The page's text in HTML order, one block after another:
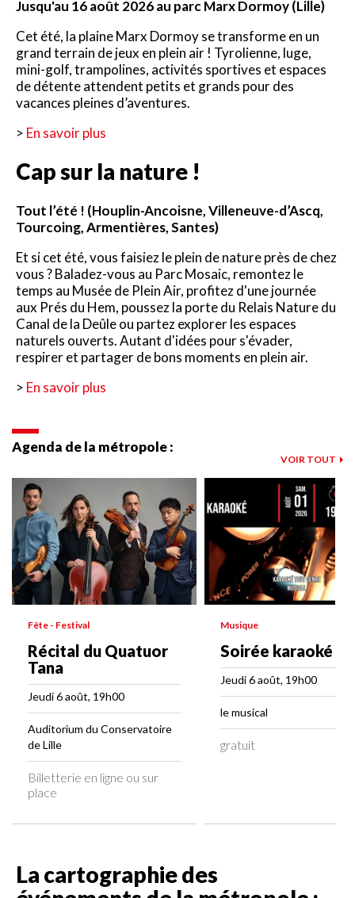
Jusqu'au 16 août 2026 au parc Marx Dormoy (Lille)
Cet été, la plaine Marx Dormoy se transforme en un
grand terrain de jeux en plein air ! Tyrolienne, luge,
mini-golf, trampolines, activités sportives et espaces
de détente attendent petits et grands pour des
vacances pleines d’aventures.
> En savoir plus
Cap sur la nature !
Tout l’été ! (Houplin-Ancoisne, Villeneuve-d’Ascq,
Tourcoing, Armentières, Santes)
Et si cet été, vous faisiez le plein de nature près de chez
vous ? Baladez-vous au Parc Mosaic, remontez le
temps au Musée de Plein Air, profitez d'une journée
aux Prés du Hem, poussez la porte du Relais Nature du
Canal de la Deûle ou partez explorer les espaces
naturels ouverts. Autant d'idées pour s'évader,
respirer et partager de bons moments en plein air.
> En savoir plus
Agenda de la métropole :
VOIR TOUT
Fête - Festival
Récital du Quatuor
Tana
Jeudi 6 août, 19h00
Auditorium du Conservatoire
de Lille
Billetterie en ligne ou sur
place
Musique
Soirée karaoké
Jeudi 6 août, 19h00
le musical
gratuit
La cartographie des